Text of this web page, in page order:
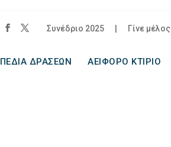
Συνέδριο 2025 | Γίνε μέλος
ΠΕΔΙΑ ΔΡΑΣΕΩΝ ΑΕΙΦΟΡΟ ΚΤΙΡΙΟ